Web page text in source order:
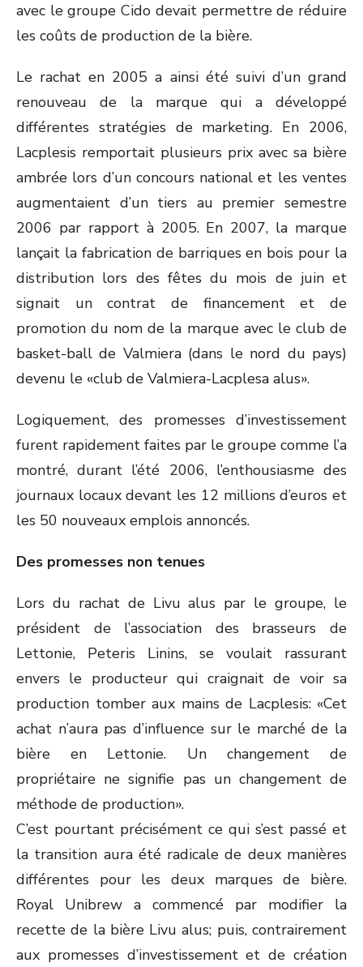
avec le groupe Cido devait permettre de réduire
les coûts de production de la bière.
Le rachat en 2005 a ainsi été suivi d’un grand
renouveau de la marque qui a développé
différentes stratégies de marketing. En 2006,
Lacplesis remportait plusieurs prix avec sa bière
ambrée lors d’un concours national et les ventes
augmentaient d’un tiers au premier semestre
2006 par rapport à 2005. En 2007, la marque
lançait la fabrication de barriques en bois pour la
distribution lors des fêtes du mois de juin et
signait un contrat de financement et de
promotion du nom de la marque avec le club de
basket-ball de Valmiera (dans le nord du pays)
devenu le «club de Valmiera-Lacplesa alus».
Logiquement, des promesses d’investissement
furent rapidement faites par le groupe comme l’a
montré, durant l’été 2006, l’enthousiasme des
journaux locaux devant les 12 millions d’euros et
les 50 nouveaux emplois annoncés.
Des promesses non tenues
Lors du rachat de Livu alus par le groupe, le
président de l’association des brasseurs de
Lettonie, Peteris Linins, se voulait rassurant
envers le producteur qui craignait de voir sa
production tomber aux mains de Lacplesis: «Cet
achat n’aura pas d’influence sur le marché de la
bière en Lettonie. Un changement de
propriétaire ne signifie pas un changement de
méthode de production».
C’est pourtant précisément ce qui s’est passé et
la transition aura été radicale de deux manières
différentes pour les deux marques de bière.
Royal Unibrew a commencé par modifier la
recette de la bière Livu alus; puis, contrairement
aux promesses d’investissement et de création